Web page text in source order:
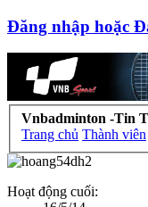
Đăng nhập hoặc
Vnbadminton -Tin
Trang chủ Thành viên
Hoạt động cuối: